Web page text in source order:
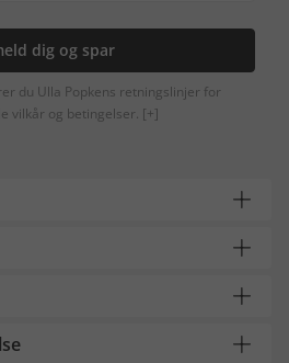
dig og spar
du Ulla Popkens retningslinjer for
vilkår og betingelser. [+]